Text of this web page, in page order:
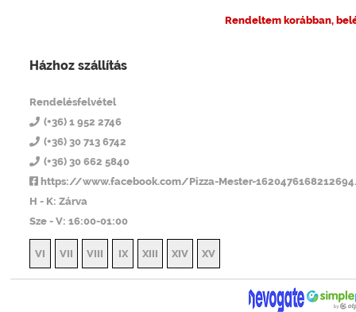
Rendeltem korábban,
Házhoz szállítás
Rendelésfelvétel
(+36) 1 952 2746
(+36) 30 713 6742
(+36) 30 662 5840
https://www.facebook.com/Pizza-Mester-
H - K: Zárva
Sze - V: 16:00-01:00
VI VII VIII IX XIII XIV XV